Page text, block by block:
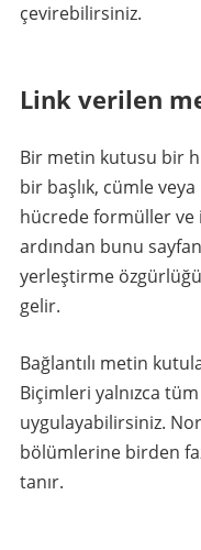
çevirebilirsiniz.
Link verilen
Bir metin kutusu bir
bir başlık, cümle
hücrede formüller ve
ardından bunu
yerleştirme
gelir.
Bağlantılı metin
Biçimleri yalnızca
uygulayabilirsiniz.
bölümlerine birden
tanır.